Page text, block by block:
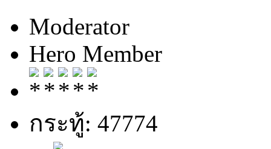
Moderator
Hero Member
กระทู้: 47774